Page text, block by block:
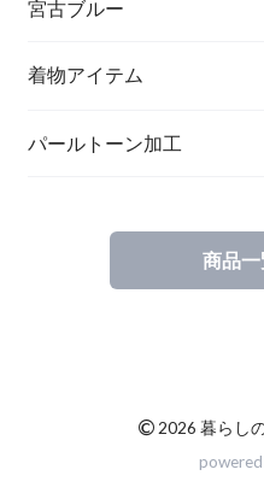
ペンダント
ブローチ
メッセージカード
一筆箋
ハンドメイドキット
宮古ブルー
着物アイテム
パールトーン加工
商品
© 2026 暮らし